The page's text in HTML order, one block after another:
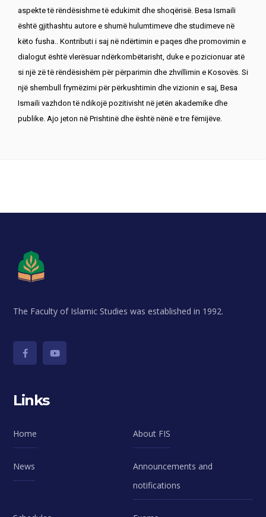
aspekte të rëndësishme të edukimit dhe shoqërisë. Besa Ismaili
është gjithashtu autore e shumë hulumtimeve dhe studimeve në
këto fusha.. Kontributi i saj në ndërtimin e paqes dhe promovimin e
dialogut është vlerësuar ndërkombëtarisht, duke e pozicionuar atë
si një zë të rëndësishëm për përparimin dhe zhvillimin e Kosovës. Si
një shembull frymëzimi për përkushtimin dhe vizionin e saj, Besa
Ismaili vazhdon të ndikojë pozitivisht në jetën akademike dhe
publike. Ajo jeton në Prishtinë dhe është nënë e tre fëmijëve.
The Faculty of Islamic Studies was established in 1992.
Links
Home About FIS
News
Announcements and
notifications